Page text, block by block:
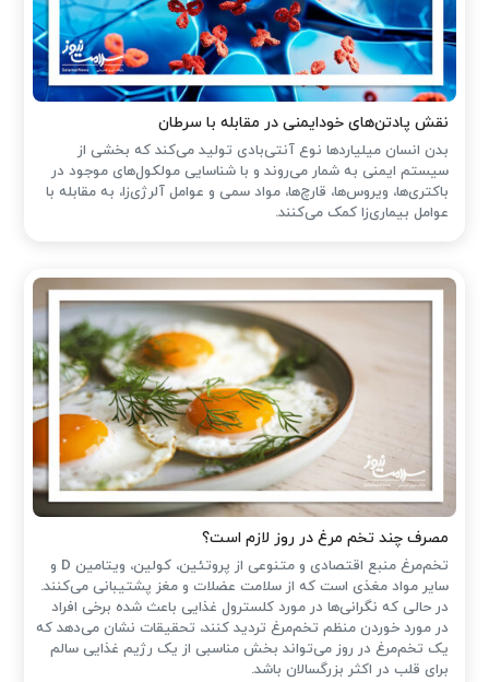
نقش پادتن‌های خودایمنی در مقابله با سرطان
بدن انسان میلیاردها نوع آنتی‌بادی تولید می‌کند که بخشی از
سیستم ایمنی به شمار می‌روند و با شناسایی مولکول‌های موجود در
باکتری‌ها، ویروس‌ها، قارچ‌ها، مواد سمی و عوامل آلرژی‌زا، به مقابله با
عوامل بیماری‌زا کمک می‌کنند.
مصرف چند تخم مرغ در روز لازم است؟
تخم‌مرغ منبع اقتصادی و متنوعی از پروتئین، کولین، ویتامین D و
سایر مواد مغذی است که از سلامت عضلات و مغز پشتیبانی می‌کنند.
در حالی که نگرانی‌ها در مورد کلسترول غذایی باعث شده ‌برخی افراد
در مورد خوردن منظم تخم‌مرغ تردید کنند، تحقیقات نشان می‌دهد که
یک تخم‌مرغ در روز می‌تواند بخش مناسبی از یک رژیم غذایی سالم
برای قلب در اکثر بزرگسالان باشد.